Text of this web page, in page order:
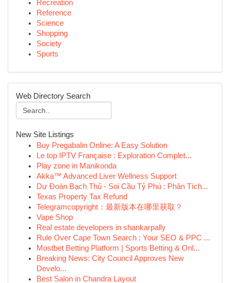
Recreation
Reference
Science
Shopping
Society
Sports
Web Directory Search
New Site Listings
Buy Pregabalin Online: A Easy Solution
Le top IPTV Française : Exploration Complet...
Play zone in Manikonda
Akka™ Advanced Liver Wellness Support
Dự Đoán Bạch Thủ - Soi Cầu Tỷ Phú : Phân Tích...
Texas Property Tax Refund
Telegramcopyright：最新版本在哪里获取？
Vape Shop
Real estate developers in shankarpally
Rule Over Cape Town Search : Your SEO & PPC ...
Mostbet Betting Platform | Sports Betting & Onl...
Breaking News: City Council Approves New
Develo...
Best Salon in Chandra Layout